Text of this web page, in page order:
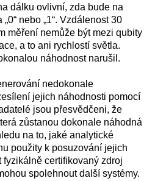
dálku ovlivní, zda bude na
nebo „1“. Vzdálenost 30
měření nemůže být mezi qubity
a to ani rychlostí světla.
náhodnost narušil.
nedokonale
jejich náhodnosti pomocí
jsou přesvědčeni, že
zůstanou dokonale náhodná
na to, jaké analytické
použity k posuzování jejich
fyzikálně certifikovaný zdroj
spolehnout další systémy.